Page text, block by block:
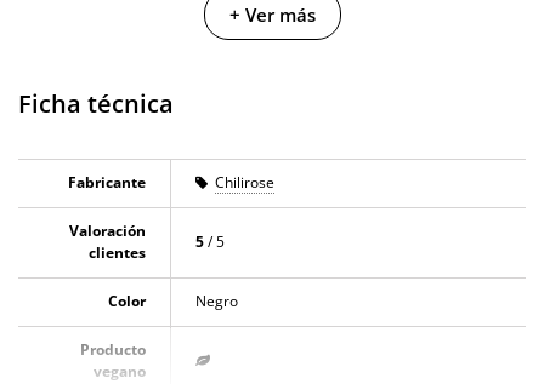
Color disponible: Tono negro.
Material: Malla de rejilla fina con gran elasticidad.
+ Ver más
Ficha técnica
Fabricante Chilirose
Valoración
clientes
5/ 5
Color Negro
Producto
vegano